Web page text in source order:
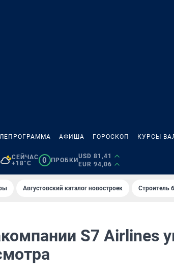
АФИША ГОРОСКОП КУРСЫ
СЕЙЧАС
+18°C
0 ПРОБКИ
USD 81,41
EUR 94,06
Августовский каталог новостроек Строитель
S7 Airlines